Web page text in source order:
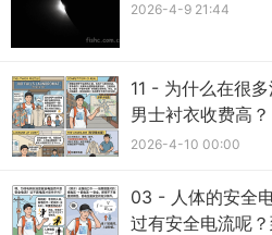
2026-4-9 21:44
11 - 为什么在很
男士衬衣收费高？
2026-4-10 00:00
03 - 人体的安全
过有安全电流呢